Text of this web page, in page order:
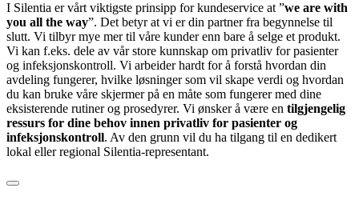
I Silentia er vårt viktigste prinsipp for kundeservice at ”we are with
you all the way”. Det betyr at vi er din partner fra begynnelse til
slutt. Vi tilbyr mye mer til våre kunder enn bare å selge et produkt.
Vi kan f.eks. dele av vår store kunnskap om privatliv for pasienter
og infeksjonskontroll. Vi arbeider hardt for å forstå hvordan din
avdeling fungerer, hvilke løsninger som vil skape verdi og hvordan
du kan bruke våre skjermer på en måte som fungerer med dine
eksisterende rutiner og prosedyrer. Vi ønsker å være en tilgjengelig
ressurs for dine behov innen privatliv for pasienter og
infeksjonskontroll. Av den grunn vil du ha tilgang til en dedikert
lokal eller regional Silentia-representant.